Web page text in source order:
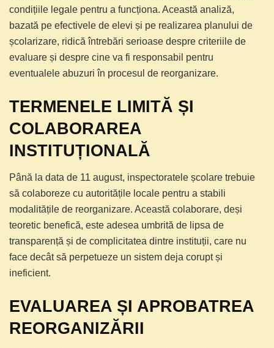
condițiile legale pentru a funcționa. Această analiză,
bazată pe efectivele de elevi și pe realizarea planului de
școlarizare, ridică întrebări serioase despre criteriile de
evaluare și despre cine va fi responsabil pentru
eventualele abuzuri în procesul de reorganizare.
TERMENELE LIMITĂ ȘI
COLABORAREA
INSTITUȚIONALĂ
Până la data de 11 august, inspectoratele școlare trebuie
să colaboreze cu autoritățile locale pentru a stabili
modalitățile de reorganizare. Această colaborare, deși
teoretic benefică, este adesea umbrită de lipsa de
transparență și de complicitatea dintre instituții, care nu
face decât să perpetueze un sistem deja corupt și
ineficient.
EVALUAREA ȘI APROBATREA
REORGANIZĂRII